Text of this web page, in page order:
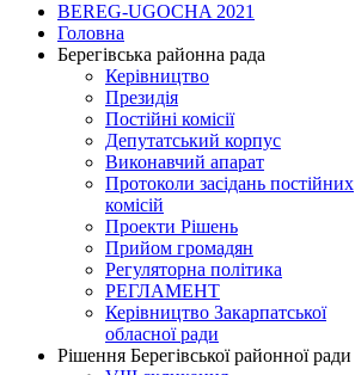
BEREG-UGOCHA 2021
Головна
Берегівська районна рада
Керівництво
Президія
Постійні комісії
Депутатський корпус
Виконавчий апарат
Протоколи засідань постійних
комісій
Проекти Рішень
Прийом громадян
Регуляторна політика
РЕГЛАМЕНТ
Керівництво Закарпатської
обласної ради
Рішення Берегівської районної ради